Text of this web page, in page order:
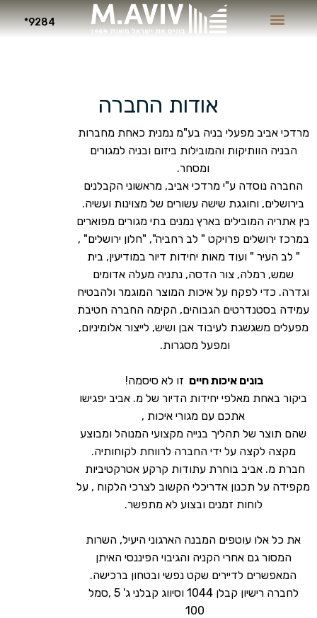
9284*
אודות החברה
מרדכי אביב מפעלי בניה בע"מ נמנית כאחת מחברות
הבניה הוותיקות והמובילות ביזום ובניה למגורים
ומסחר.
החברה נוסדה ע"י מרדכי אביב, מראשוני הקבלנים
בירושלים, וחוגגת שישה עשורים של מצוינות ועשיה.
בין אתריה המובילים בארץ נמנים בתי מגורים מפוארים
במרכז ירושלים פרויקט " לב רחביה", "חלון ירושלים" ,
" לב העיר " ועוד מאות יחידות דיור במודיעין, בית
שמש, רמלה, צור הדסה, נתניה מעלה אדומים
וגדרה. כדי לפקח על איכות המוצר המוגמר ולהבטיח
עמידה בסטנדרטים הגבוהים, הקימה החברה חטיבת
מפעלים משגשגת לעיבוד אבן ושיש, לייצור אלומיניום,
ומפעל מסגרות.
בונים איכות חיים זו לא סיסמה!
ביקור באחת מאלפי יחידות הדיור של מ. אביב יפגישו
אתכם עם מגורי איכות ,
שהם תוצר של תהליך בנייה מקצועי המנוהל ומבוצע
מקצה לקצה על ידי החברה לרווחת לקוחותיה.
חברת מ. אביב בוחרת עתודות קרקע אטרקטיביות
מקפידה על תכנון אדריכלי הקשוב לצרכי הלקוח , על
לוחות זמנים ובצוע לא מתפשר.
את כל אלו עוטפים המבנה הארגוני היעיל, השרות
המסור גם אחרי הקניה והגיבוי הפיננסי האיתן
המאפשרים לדיירים שקט נפשי ובטחון ברכישה.
לחברה רישיון קבלן 1044 וסיווג קבלני ג' 5 ,סמל
100